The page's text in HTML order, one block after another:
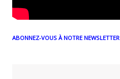
ABONNEZ-VOUS À NOTRE NEWSLETTER